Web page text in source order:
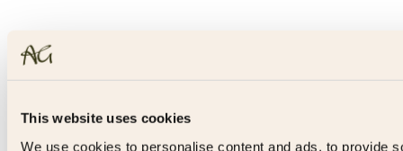
This website uses cookies
We use cookies to personalise content and ads, to provide